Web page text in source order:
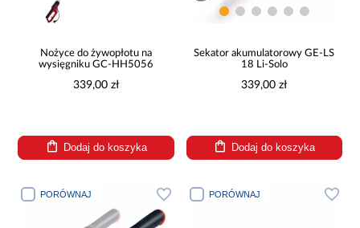
Nożyce do żywopłotu na
wysięgniku GC-HH5056
339,00 zł
Dodaj do koszyka
Sekator akumulatorowy GE-LS
18 Li-Solo
339,00 zł
Dodaj do koszyka
PORÓWNAJ PORÓWNAJ